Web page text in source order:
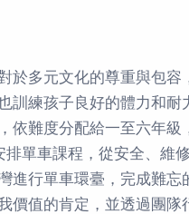
於多元文化的尊重與包容
訓練孩子良好的體力和耐
依難度分配給一至六年級
單車課程，從安全、維
進行單車環臺，完成難忘
價值的肯定，並透過團隊